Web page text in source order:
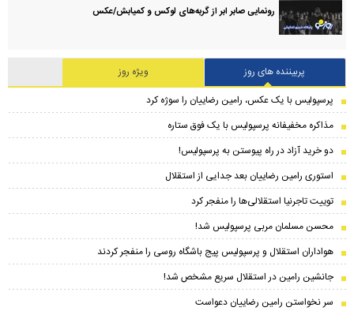
رونمایی صابر ابر از گربه‌های لوکس و کمیابش/عکس
پربیننده های روز
ویژه روز
پرسپولیس با یک عکس، رامین رضاییان را سوژه کرد
مذاکره مخفیفانه پرسپولیس با یک فوق ستاره
دو خرید آزاد در راه پیوستن به پرسپولیس!
استوری رامین رضاییان بعد جدایی از استقلال
توییت تاجرنیا استقلالی‌ها را منفجر کرد
محسن مسلمان مربی پرسپولیس شد!
هواداران استقلال و پرسپولیس پیج باشگاه روسی را منفجر کردند
جانشین رامین در استقلال سریع مشخص شد!
سر نخواستن رامین رضاییان دعواست